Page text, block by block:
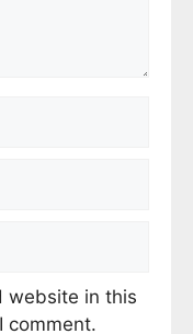
website in this
comment.